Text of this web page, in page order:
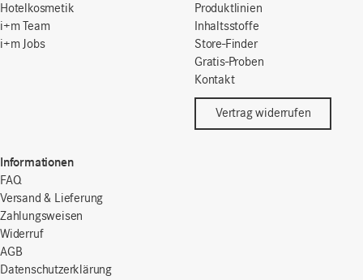
Hotelkosmetik
i+m Team
i+m Jobs
Produktlinien
Inhaltsstoffe
Store-Finder
Gratis-Proben
Kontakt
Vertrag widerrufen
Informationen
FAQ
Versand & Lieferung
Zahlungsweisen
Widerruf
AGB
Datenschutzerklärung